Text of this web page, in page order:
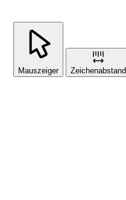
Mauszeiger Zeichenabstand